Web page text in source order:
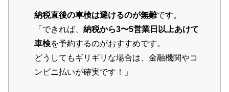
納税直後の車検は避けるのが無難です。
「できれば、 納税から3〜5営業日以上あけて
車検を予約するのがおすすめです。
どうしてもギリギリな場合は、金融機関やコ
ンビニ払いが確実です！」